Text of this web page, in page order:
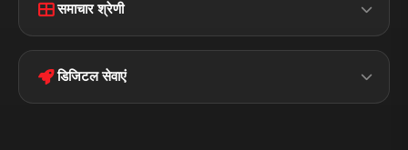
Disclaimer
Terms &
Privacy Policy
समाचार श्रेणी
पॉलिटिकल झारखण्ड
डिजिटल सेवाएं